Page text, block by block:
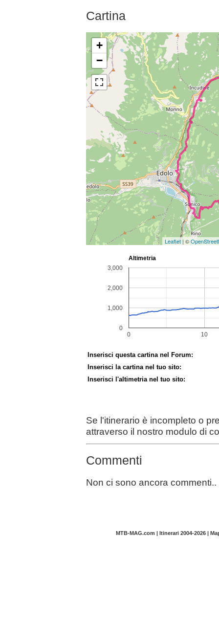
Cartina
+
−
Leaflet| ©
Inserisci questa cartina nel Forum:
Inserisci la cartina nel tuo sito:
Inserisci l'altimetria nel tuo sito:
Se l'itinerario è incompleto o
attraverso il nostro modulo di
Commenti
Non ci sono ancora commenti..
MTB-MAG.com | Itinerari 2004-2026 |